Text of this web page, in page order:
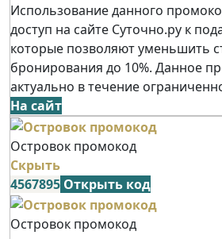
Использование данного
доступ на сайте Суточно.ру к
которые позволяют уменьшить
бронирования до 10%. Данное
актуально в течение
На сайт
Островок промокод
Скрыть
4567895 Открыть код
Островок промокод